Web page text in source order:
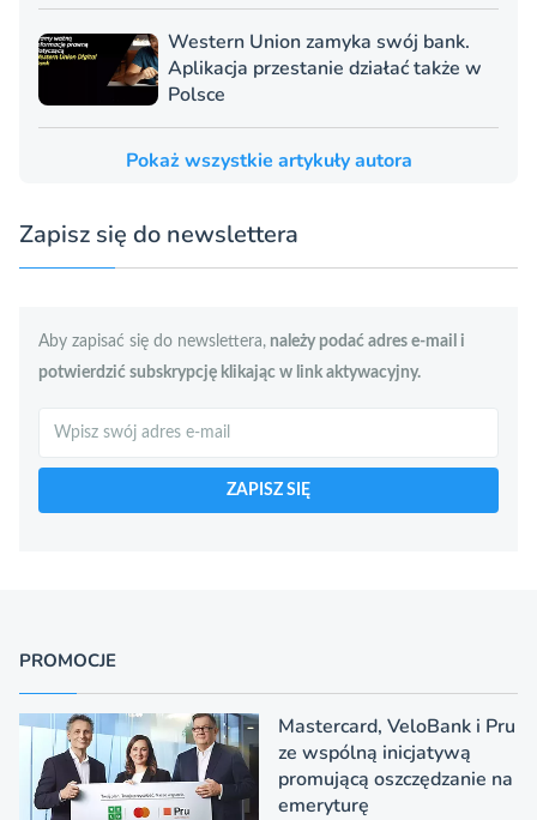
Western Union zamyka swój bank.
Aplikacja przestanie działać także w
Polsce
Pokaż wszystkie artykuły autora
Zapisz się do newslettera
Aby zapisać się do newslettera, należy podać adres e-mail i
potwierdzić subskrypcję klikając w link aktywacyjny.
ZAPISZ SIĘ
PROMOCJE
Mastercard, VeloBank i Pru
ze wspólną inicjatywą
promującą oszczędzanie na
emeryturę